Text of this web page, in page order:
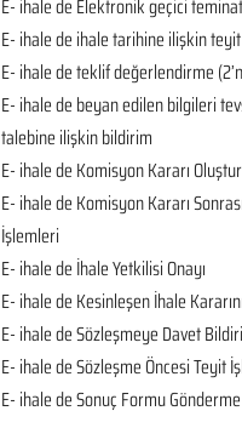
E- ihale de Elektronik geçici
E- ihale de ihale tarihine ilişkin
E- ihale de teklif değerlendirme
E- ihale de beyan edilen bilgileri
talebine ilişkin bildirim
E- ihale de Komisyon Kararı
E- ihale de Komisyon Kararı
İşlemleri
E- ihale de İhale Yetkilisi Onayı
E- ihale de Kesinleşen İhale
E- ihale de Sözleşmeye Davet
E- ihale de Sözleşme Öncesi Teyit
E- ihale de Sonuç Formu Gönderme